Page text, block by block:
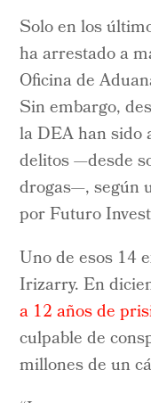
Solo en los
ha arrestado a
Oficina de
Sin embargo,
la DEA han sido
delitos —desde
drogas—, según
por Futuro
Uno de esos 14
Irizarry. En
a 12 años de
culpable de
millones de un